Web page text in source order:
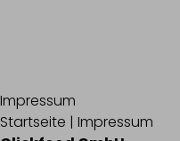
Impressum
Startseite | Impressum